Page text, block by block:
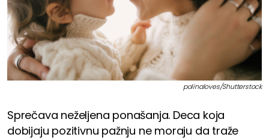
polinaloves/Shutterstock
Sprečava neželjena ponašanja. Deca koja
dobijaju pozitivnu pažnju ne moraju da traže